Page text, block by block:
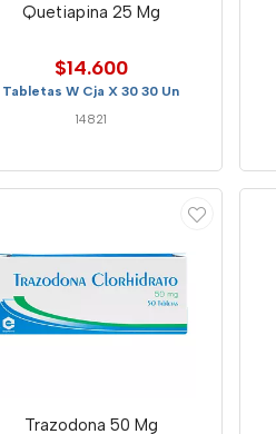
Quetiapina 25 Mg
$14.600
Tabletas W Cja X 30 30 Un
14821
Trazodona 50 Mg